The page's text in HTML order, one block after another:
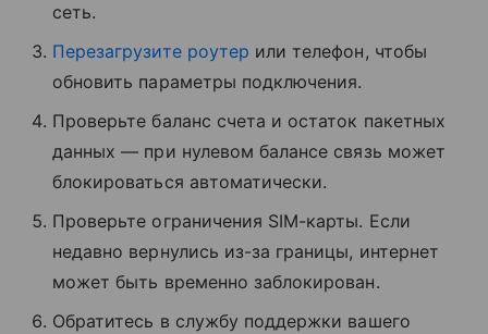
сеть.
Перезагрузите роутер или телефон, чтобы
обновить параметры подключения.
Проверьте баланс счета и остаток пакетных
данных — при нулевом балансе связь может
блокироваться автоматически.
Проверьте ограничения SIM-карты. Если
недавно вернулись из-за границы, интернет
может быть временно заблокирован.
Обратитесь в службу поддержки вашего